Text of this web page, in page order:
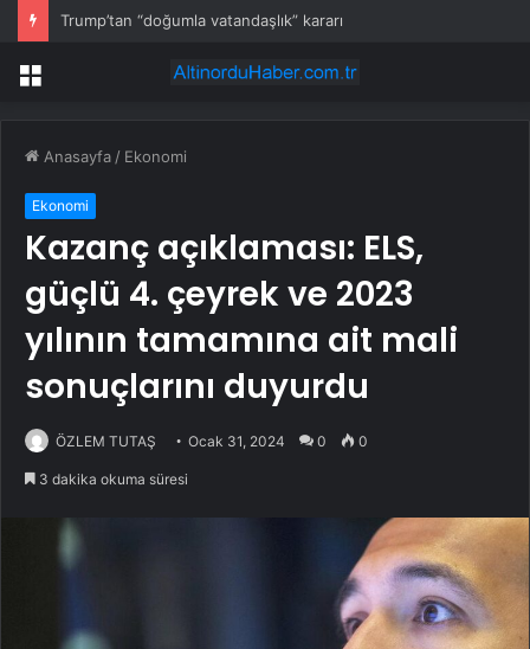
Trump’tan “doğumla vatandaşlık” kararı
Menü
Anasayfa / Ekonomi
Ekonomi
Kazanç açıklaması: ELS,
güçlü 4. çeyrek ve 2023
yılının tamamına ait mali
sonuçlarını duyurdu
ÖZLEM TUTAŞ Ocak 31, 2024 0 0
3 dakika okuma süresi